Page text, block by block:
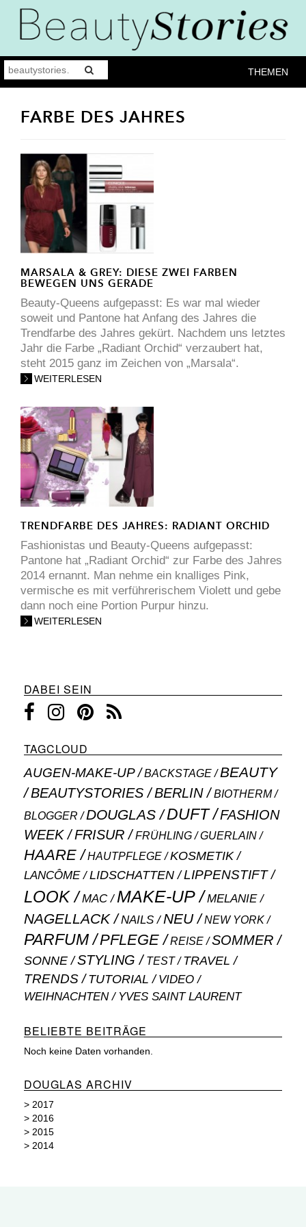
THEMEN
FARBE DES JAHRES
MARSALA & GREY: DIESE ZWEI FARBEN
BEWEGEN UNS GERADE
Beauty-Queens aufgepasst: Es war mal wieder
soweit und Pantone hat Anfang des Jahres die
Trendfarbe des Jahres gekürt. Nachdem uns letztes
Jahr die Farbe „Radiant Orchid“ verzaubert hat,
steht 2015 ganz im Zeichen von „Marsala“.
WEITERLESEN
TRENDFARBE DES JAHRES: RADIANT ORCHID
Fashionistas und Beauty-Queens aufgepasst:
Pantone hat „Radiant Orchid“ zur Farbe des Jahres
2014 ernannt. Man nehme ein knalliges Pink,
vermische es mit verführerischem Violett und gebe
dann noch eine Portion Purpur hinzu.
WEITERLESEN
DABEI SEIN
TAGCLOUD
AUGEN-MAKE-UP BACKSTAGE BEAUTY
BEAUTYSTORIES BERLIN
BIOTHERM
BLOGGER
DOUGLAS DUFT
FASHION
WEEK
FRISUR FRÜHLING GUERLAIN
HAARE HAUTPFLEGE
KOSMETIK
LANCÔME
LIDSCHATTEN LIPPENSTIFT
LOOK MAC MAKE-UP MELANIE
NAGELLACK NAILS NEU NEW YORK
PARFUM PFLEGE REISE SOMMER
SONNE STYLING TEST TRAVEL
TRENDS TUTORIAL VIDEO
WEIHNACHTEN YVES SAINT LAURENT
BELIEBTE BEITRÄGE
Noch keine Daten vorhanden.
DOUGLAS ARCHIV
> 2017
> 2016
> 2015
> 2014